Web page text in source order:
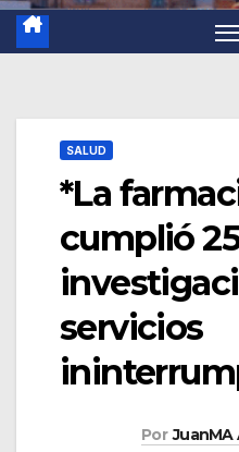
SALUD
*La
cumplió
servicios
Por JuanMA